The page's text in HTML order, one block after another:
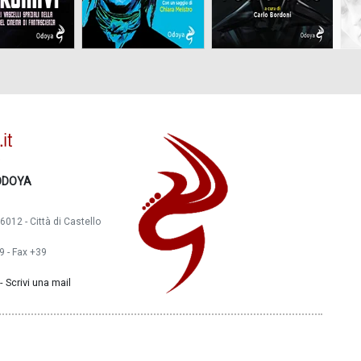
- Città di Castello
- Fax +39
- Scrivi una mail